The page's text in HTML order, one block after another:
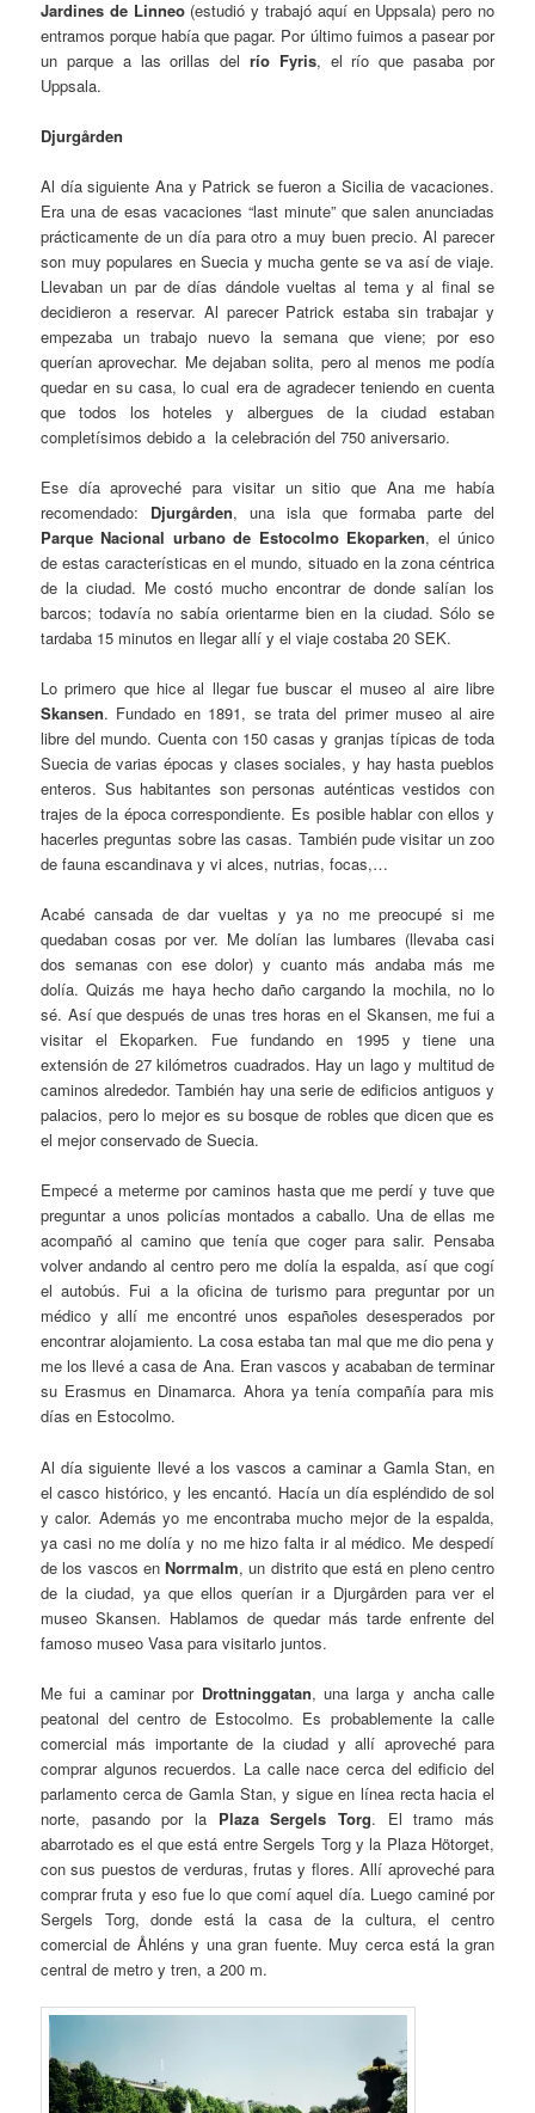
Jardines de Linneo(estudió y trabajó aquí en Uppsala) pero no
entramos porque había que pagar. Por último fuimos a pasear por
un parque a las orillas del río Fyris, el río que pasaba por
Uppsala.
Djurgården
Al día siguiente Ana y Patrick se fueron a Sicilia de vacaciones.
Era una de esas vacaciones “last minute” que salen anunciadas
prácticamente de un día para otro a muy buen precio. Al parecer
son muy populares en Suecia y mucha gente se va así de viaje.
Llevaban un par de días dándole vueltas al tema y al final se
decidieron a reservar. Al parecer Patrick estaba sin trabajar y
empezaba un trabajo nuevo la semana que viene; por eso
querían aprovechar. Me dejaban solita, pero al menos me podía
quedar en su casa, lo cual era de agradecer teniendo en cuenta
que todos los hoteles y albergues de la ciudad estaban
completísimos debido a la celebración del 750 aniversario.
Ese día aproveché para visitar un sitio que Ana me había
recomendado: Djurgården, una isla que formaba parte del
Parque Nacional urbano de Estocolmo Ekoparken, el único
de estas características en el mundo, situado en la zona céntrica
de la ciudad. Me costó mucho encontrar de donde salían los
barcos; todavía no sabía orientarme bien en la ciudad. Sólo se
tardaba 15 minutos en llegar allí y el viaje costaba 20 SEK.
Lo primero que hice al llegar fue buscar el museo al aire libre
Skansen. Fundado en 1891, se trata del primer museo al aire
libre del mundo. Cuenta con 150 casas y granjas típicas de toda
Suecia de varias épocas y clases sociales, y hay hasta pueblos
enteros. Sus habitantes son personas auténticas vestidos con
trajes de la época correspondiente. Es posible hablar con ellos y
hacerles preguntas sobre las casas. También pude visitar un zoo
de fauna escandinava y vi alces, nutrias, focas,…
Acabé cansada de dar vueltas y ya no me preocupé si me
quedaban cosas por ver. Me dolían las lumbares (llevaba casi
dos semanas con ese dolor) y cuanto más andaba más me
dolía. Quizás me haya hecho daño cargando la mochila, no lo
sé. Así que después de unas tres horas en el Skansen, me fui a
visitar el Ekoparken. Fue fundando en 1995 y tiene una
extensión de 27 kilómetros cuadrados. Hay un lago y multitud de
caminos alrededor. También hay una serie de edificios antiguos y
palacios, pero lo mejor es su bosque de robles que dicen que es
el mejor conservado de Suecia.
Empecé a meterme por caminos hasta que me perdí y tuve que
preguntar a unos policías montados a caballo. Una de ellas me
acompañó al camino que tenía que coger para salir. Pensaba
volver andando al centro pero me dolía la espalda, así que cogí
el autobús. Fui a la oficina de turismo para preguntar por un
médico y allí me encontré unos españoles desesperados por
encontrar alojamiento. La cosa estaba tan mal que me dio pena y
me los llevé a casa de Ana. Eran vascos y acababan de terminar
su Erasmus en Dinamarca. Ahora ya tenía compañía para mis
días en Estocolmo.
Al día siguiente llevé a los vascos a caminar a Gamla Stan, en
el casco histórico, y les encantó. Hacía un día espléndido de sol
y calor. Además yo me encontraba mucho mejor de la espalda,
ya casi no me dolía y no me hizo falta ir al médico. Me despedí
de los vascos enNorrmalm, un distrito que está en pleno centro
de la ciudad, ya que ellos querían ir a Djurgården para ver el
museo Skansen. Hablamos de quedar más tarde enfrente del
famoso museo Vasa para visitarlo juntos.
Me fui a caminar por Drottninggatan, una larga y ancha calle
peatonal del centro de Estocolmo. Es probablemente la calle
comercial más importante de la ciudad y allí aproveché para
comprar algunos recuerdos. La calle nace cerca del edificio del
parlamento cerca de Gamla Stan, y sigue en línea recta hacia el
norte, pasando por la Plaza Sergels Torg. El tramo más
abarrotado es el que está entre Sergels Torg y la Plaza Hötorget,
con sus puestos de verduras, frutas y flores. Allí aproveché para
comprar fruta y eso fue lo que comí aquel día. Luego caminé por
Sergels Torg, donde está la casa de la cultura, el centro
comercial de Åhléns y una gran fuente. Muy cerca está la gran
central de metro y tren, a 200 m.